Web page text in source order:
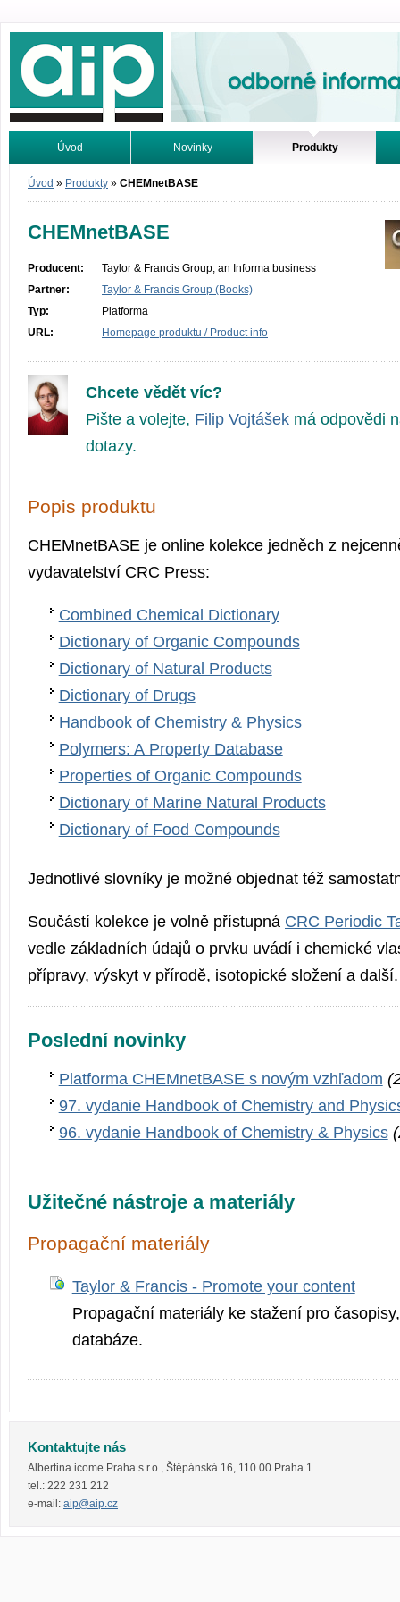
Odborné informace. Online.
Úvod Novinky Produkty
Vyhledávání Tutoriály
Úvod » Produkty » CHEMnetBASE
CHEMnetBASE
Producent:
Taylor & Francis Group, an Informa business
Partner:
Taylor & Francis Group (Books)
Typ:
Platforma
URL:
Homepage produktu / Product info
Chcete vědět víc?
Pište a volejte, Filip Vojtášek má odpovědi
dotazy.
Popis produktu
CHEMnetBASE je online kolekce jedněch z
vydavatelství CRC Press:
Combined Chemical Dictionary
Dictionary of Organic Compounds
Dictionary of Natural Products
Dictionary of Drugs
Handbook of Chemistry & Physics
Polymers: A Property Database
Properties of Organic Compounds
Dictionary of Marine Natural Products
Dictionary of Food Compounds
Jednotlivé slovníky je možné objednat též
Součástí kolekce je volně přístupná CRC Periodic
vedle základních údajů o prvku uvádí i chemické
přípravy, výskyt v přírodě, isotopické složení a další.
Poslední novinky
Platforma CHEMnetBASE s novým vzhľadom
97. vydanie Handbook of Chemistry and
96. vydanie Handbook of Chemistry & Physics
Užitečné nástroje a materiály
Propagační materiály
Taylor & Francis - Promote your content
Propagační materiály ke stažení pro
databáze.
Kontaktujte nás
Albertina icome Praha s.r.o., Štěpánská 16, 110 00 Praha 1
tel.: 222 231 212
e-mail: aip@aip.cz